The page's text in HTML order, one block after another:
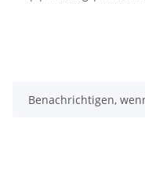
Benachrichtigen,